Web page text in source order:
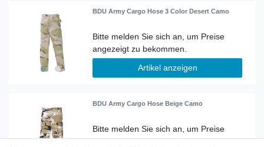
BDU Army Cargo Hose 3 Color Desert Camo
Artikel anzeigen
BDU Army Cargo Hose Beige Camo